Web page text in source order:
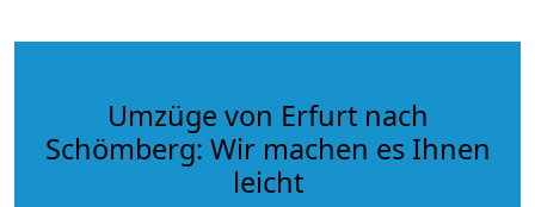
Umzüge von Erfurt nach
Schömberg: Wir machen es Ihnen
leicht